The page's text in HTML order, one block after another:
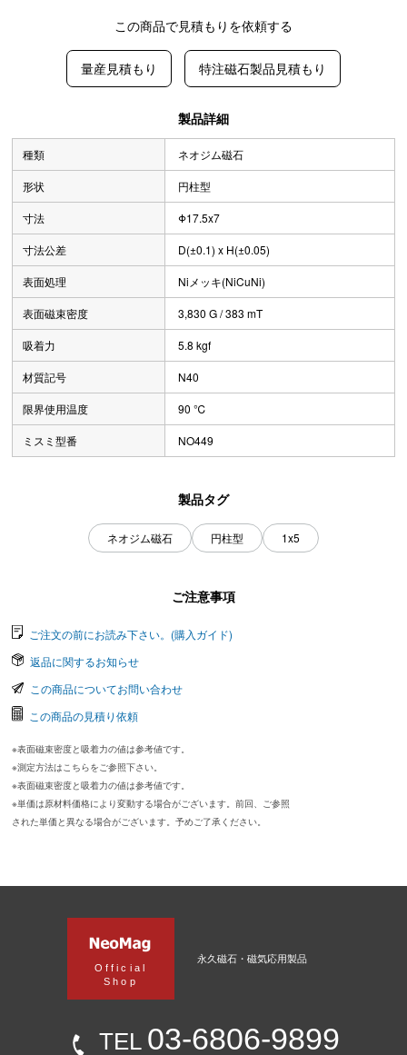
この商品で見積もりを依頼する
量産見積もり 特注磁石製品見積もり
製品詳細
種類 ネオジム磁石
形状 円柱型
寸法 Φ17.5x7
寸法公差 D(±0.1) x H(±0.05)
表面処理 Niメッキ(NiCuNi)
表面磁束密度 3,830 G / 383 mT
吸着力 5.8 kgf
材質記号 N40
限界使用温度 90 ℃
ミスミ型番 NO449
製品タグ
ネオジム磁石 円柱型 1x5
ご注意事項
ご注文の前にお読み下さい。(購入ガイド)
返品に関するお知らせ
この商品についてお問い合わせ
この商品の見積り依頼
※表面磁束密度と吸着力の値は参考値です。
※測定方法はこちらをご参照下さい。
※表面磁束密度と吸着力の値は参考値です。
※単価は原材料価格により変動する場合がございます。前回、ご参照
された単価と異なる場合がございます。予めご了承ください。
Official
Shop
永久磁石・磁気応用製品
TEL 03-6806-9899